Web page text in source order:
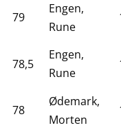
79
Engen,
Rune
78,5
Engen,
Rune
78
Ødemark,
Morten